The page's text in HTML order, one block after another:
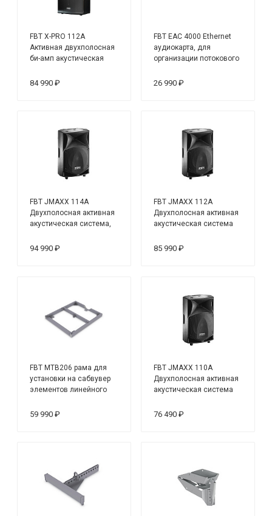
FBT X-PRO 112A
Активная двухполосная
би-амп акустическая
84 990 ₽
FBT EAC 4000 Ethernet
аудиокарта, для
организации потокового
в локальную IP
26 990 ₽
FBT JMAXX 114A
Двухполосная активная
акустическая система,
45Гц-20кГц
94 990 ₽
FBT JMAXX 112A
Двухполосная активная
акустическая система
85 990 ₽
FBT MTB206 рама для
установки на сабвувер
элементов линейного
59 990 ₽
FBT JMAXX 110A
Двухполосная активная
акустическая система
76 490 ₽